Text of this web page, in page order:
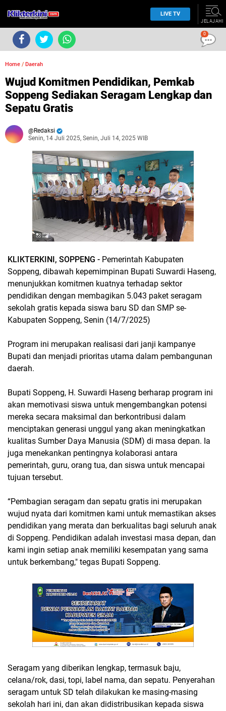
LIVE TV
JELAJAHI
Home / Daerah
Wujud Komitmen Pendidikan, Pemkab
Soppeng Sediakan Seragam Lengkap dan
Sepatu Gratis
Redaksi
Senin, 14 Juli 2025, Senin, Juli 14, 2025 WIB
KLIKTERKINI, SOPPENG - Pemerintah Kabupaten
Soppeng, dibawah kepemimpinan Bupati Suwardi Haseng,
menunjukkan komitmen kuatnya terhadap sektor
pendidikan dengan membagikan 5.043 paket seragam
sekolah gratis kepada siswa baru SD dan SMP se-
Kabupaten Soppeng, Senin (14/7/2025)
Program ini merupakan realisasi dari janji kampanye
Bupati dan menjadi prioritas utama dalam pembangunan
daerah.
Bupati Soppeng, H. Suwardi Haseng berharap program ini
akan memotivasi siswa untuk mengembangkan potensi
mereka secara maksimal dan berkontribusi dalam
menciptakan generasi unggul yang akan meningkatkan
kualitas Sumber Daya Manusia (SDM) di masa depan. Ia
juga menekankan pentingnya kolaborasi antara
pemerintah, guru, orang tua, dan siswa untuk mencapai
tujuan tersebut.
“Pembagian seragam dan sepatu gratis ini merupakan
wujud nyata dari komitmen kami untuk memastikan akses
pendidikan yang merata dan berkualitas bagi seluruh anak
di Soppeng. Pendidikan adalah investasi masa depan, dan
kami ingin setiap anak memiliki kesempatan yang sama
untuk berkembang," tegas Bupati Soppeng.
Seragam yang diberikan lengkap, termasuk baju,
celana/rok, dasi, topi, label nama, dan sepatu. Penyerahan
seragam untuk SD telah dilakukan ke masing-masing
sekolah hari ini, dan akan didistribusikan kepada siswa
0